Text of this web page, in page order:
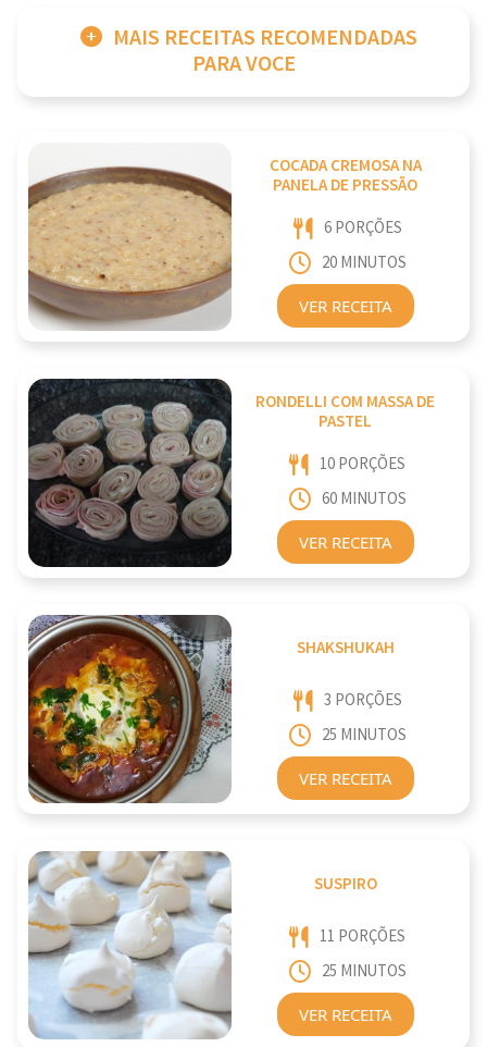
MAIS RECEITAS RECOMENDADAS
PARA VOCE
COCADA CREMOSA NA
PANELA DE PRESSÃO
6 PORÇÕES
20 MINUTOS
VER RECEITA
RONDELLI COM MASSA DE
PASTEL
10 PORÇÕES
60 MINUTOS
VER RECEITA
SHAKSHUKAH
3 PORÇÕES
25 MINUTOS
VER RECEITA
SUSPIRO
11 PORÇÕES
25 MINUTOS
VER RECEITA